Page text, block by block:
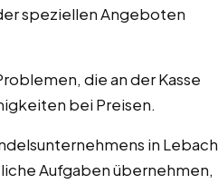
speziellen Angeboten
die an der Kasse
bei Preisen.
in Lebach
Aufgaben übernehmen,